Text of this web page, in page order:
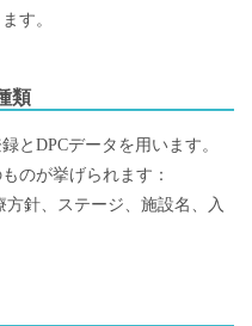
す。
類
とDPCデータを用います。
のが挙げられます：
針、ステージ、施設名、入